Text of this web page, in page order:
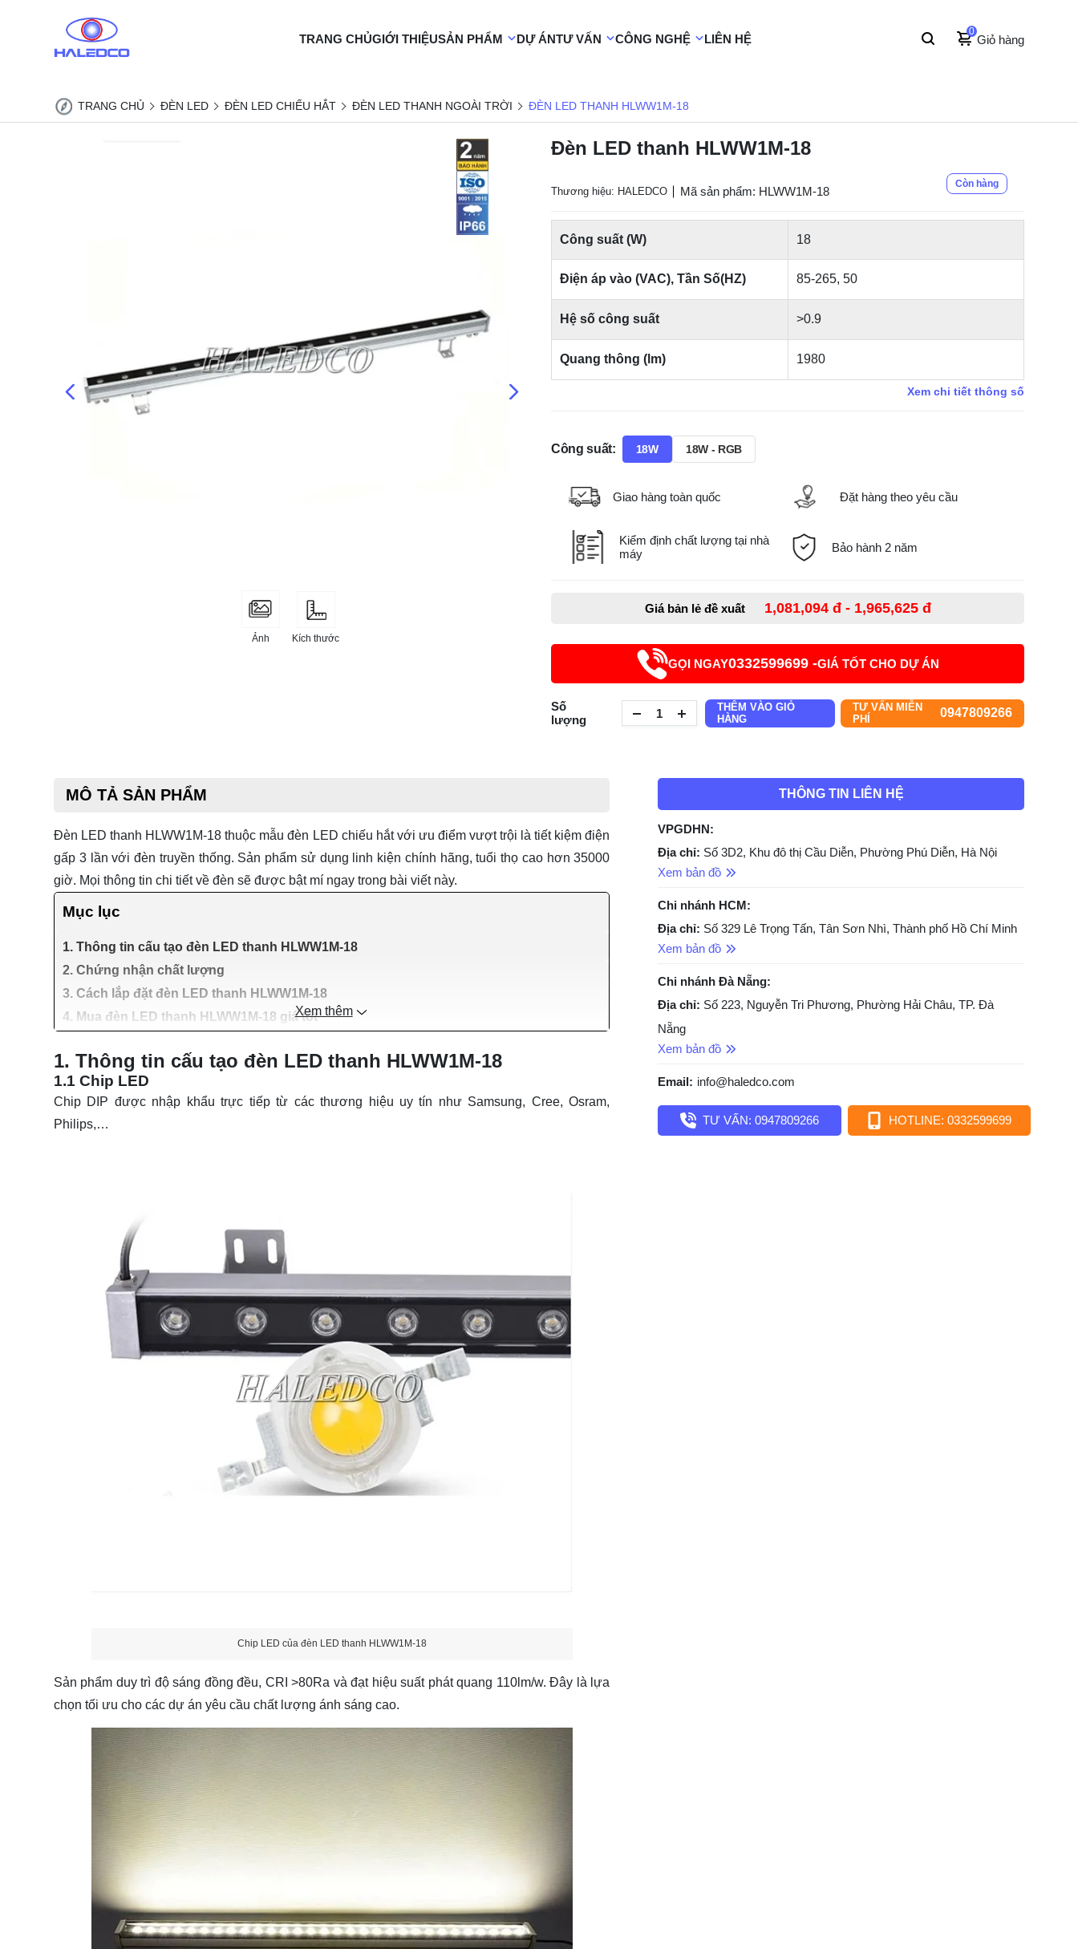
TRANG CHỦGIỚI THIỆUSẢN PHẨM DỰ ÁNTƯ VẤN CÔNG NGHỆ LIÊN HỆ
0
Giỏ hàng
TRANG CHỦ ĐÈN LED ĐÈN LED CHIẾU HẮT ĐÈN LED THANH NGOÀI TRỜI ĐÈN LED THANH HLWW1M-18
Ảnh Kích thước
Đèn LED thanh HLWW1M-18
Thương hiệu: HALEDCO Mã sản phẩm: HLWW1M-18
Còn hàng
Công suất (W) 18
Điện áp vào (VAC), Tần Số(HZ) 85-265, 50
Hệ số công suất >0.9
Quang thông (lm) 1980
Xem chi tiết thông số
Công suất: 18W 18W - RGB
Giao hàng toàn quốc Đặt hàng theo yêu cầu
Kiểm định chất lượng tại nhà
máy
Bảo hành 2 năm
Giá bản lẻ đề xuất 1,081,094 đ - 1,965,625 đ
GỌI NGAY0332599699 -GIÁ TỐT CHO DỰ ÁN
Số
lượng
THÊM VÀO GIỎ
HÀNG
TƯ VẤN MIỄN
PHÍ
0947809266
MÔ TẢ SẢN PHẨM
Đèn LED thanh HLWW1M-18 thuộc mẫuđèn LED chiếu hắt với ưu điểm vượt trội là tiết kiệm điện
gấp 3 lần với đèn truyền thống. Sản phẩm sử dụng linh kiện chính hãng, tuổi thọ cao hơn 35000
giờ. Mọi thông tin chi tiết về đèn sẽ được bật mí ngay trong bài viết này.
Mục lục
1. Thông tin cấu tạo đèn LED thanh HLWW1M-18
2. Chứng nhận chất lượng
3. Cách lắp đặt đèn LED thanh HLWW1M-18
4. Mua đèn LED thanh HLWW1M-18 giá tốtXem thêm
1. Thông tin cấu tạo đèn LED thanh HLWW1M-18
1.1 Chip LED
Chip DIP được nhập khẩu trực tiếp từ các thương hiệu uy tín như Samsung, Cree, Osram,
Philips,…
Chip LED của đèn LED thanh HLWW1M-18
Sản phẩm duy trì độ sáng đồng đều, CRI >80Ra và đạt hiệu suất phát quang 110lm/w. Đây là lựa
chọn tối ưu cho các dự án yêu cầu chất lượng ánh sáng cao.
THÔNG TIN LIÊN HỆ
VPGDHN:
Địa chỉ: Số 3D2, Khu đô thị Cầu Diễn, Phường Phú Diễn, Hà Nội
Xem bản đồ
Chi nhánh HCM:
Địa chỉ: Số 329 Lê Trọng Tấn, Tân Sơn Nhì, Thành phố Hồ Chí Minh
Xem bản đồ
Chi nhánh Đà Nẵng:
Địa chỉ: Số 223, Nguyễn Tri Phương, Phường Hải Châu, TP. Đà
Nẵng
Xem bản đồ
Email: info@haledco.com
TƯ VẤN: 0947809266 HOTLINE: 0332599699